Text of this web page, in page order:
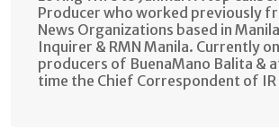
Producer who worked previously
News Organizations based in
Inquirer & RMN Manila. Currently
producers of BuenaMano Balita &
time the Chief Correspondent of IR